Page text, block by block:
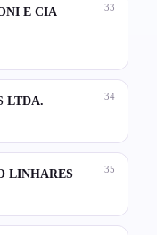
33
E CIA
34
LTDA.
35
LINHARES